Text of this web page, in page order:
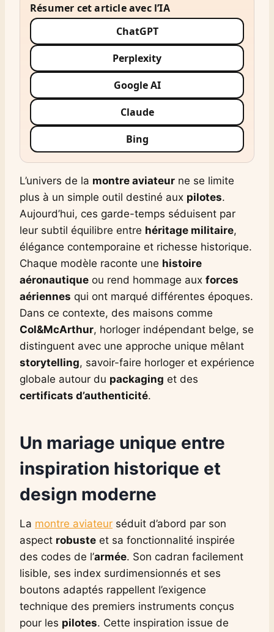
Résumer cet article avec l’IA
ChatGPT
Perplexity
Google AI
Claude
Bing
L’univers de la montre aviateur ne se limite
plus à un simple outil destiné aux pilotes.
Aujourd’hui, ces garde-temps séduisent par
leur subtil équilibre entre héritage militaire,
élégance contemporaine et richesse historique.
Chaque modèle raconte une histoire
aéronautique ou rend hommage aux forces
aériennes qui ont marqué différentes époques.
Dans ce contexte, des maisons comme
Col&McArthur, horloger indépendant belge, se
distinguent avec une approche unique mêlant
storytelling, savoir-faire horloger et expérience
globale autour du packaging et des
certificats d’authenticité.
Un mariage unique entre
inspiration historique et
design moderne
La montre aviateur séduit d’abord par son
aspect robuste et sa fonctionnalité inspirée
des codes de l’armée. Son cadran facilement
lisible, ses index surdimensionnés et ses
boutons adaptés rappellent l’exigence
technique des premiers instruments conçus
pour les pilotes. Cette inspiration issue de